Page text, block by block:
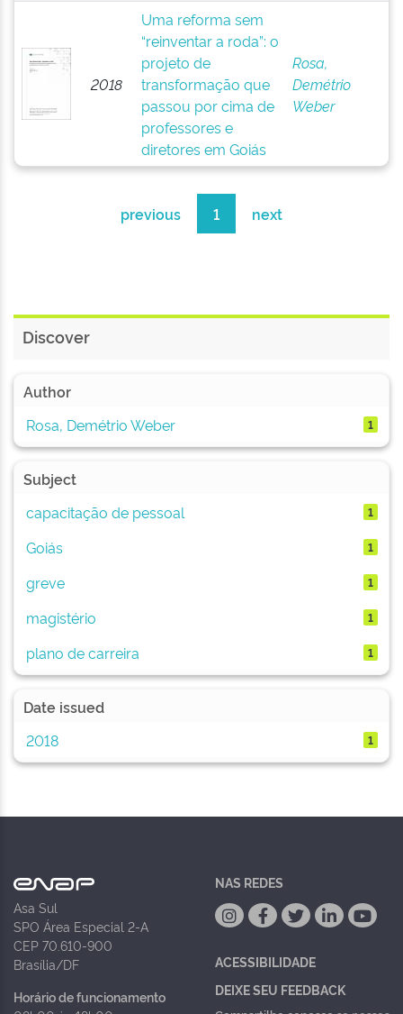
2018
Uma reforma sem
“reinventar a roda”: o
projeto de
transformação que
passou por cima de
professores e
diretores em Goiás
Rosa,
Demétrio
Weber
previous 1 next
Discover
Author
Rosa, Demétrio Weber
1
Subject
capacitação de pessoal
1
Goiás 1
greve 1
magistério 1
plano de carreira 1
Date issued
2018
1
Asa Sul
SPO Área Especial 2-A
CEP 70.610-900
Brasília/DF
Horário de funcionamento
NAS REDES
ACESSIBILIDADE
DEIXE SEU FEEDBACK